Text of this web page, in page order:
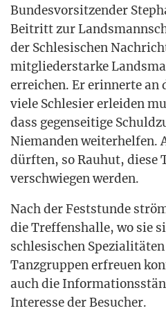
Bun­des­vor­sit­zen­der
Bei­tritt zur
der Schle­si­schen
mit­glie­der­star­ke
errei­chen. Er erin­ner­te an
vie­le Schle­si­er erlei­den
dass gegen­sei­ti­ge
Nie­man­den wei­ter­hel­fen.
dürf­ten, so Rau­hut, die­se
ver­schwie­gen werden.
Nach der Fest­stun­de
die Tref­fen­s­hal­le, wo sie
schle­si­schen
Tanz­grup­pen erfreu­en
auch die
Inter­es­se der Besucher.